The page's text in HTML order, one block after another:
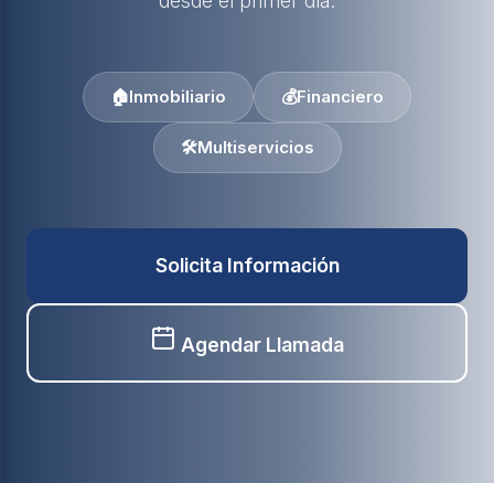
🏠Inmobiliario 💰Financiero
🛠️Multiservicios
Solicita Información
Agendar Llamada